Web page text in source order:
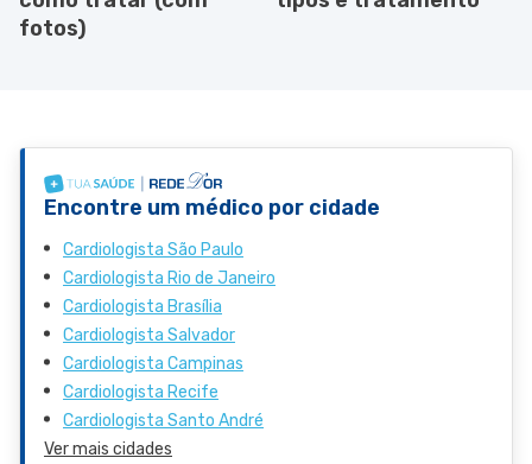
fotos)
Encontre um médico por cidade
Cardiologista São Paulo
Cardiologista Rio de Janeiro
Cardiologista Brasília
Cardiologista Salvador
Cardiologista Campinas
Cardiologista Recife
Cardiologista Santo André
Ver mais cidades